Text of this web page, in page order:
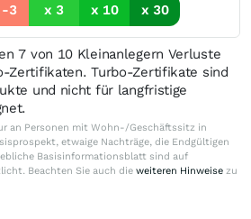
-3 x 3 x 10 x 30
7 von 10 Kleinanlegern Verluste
Zertifikaten. Turbo-Zertifikate sind
und nicht für langfristige
an Personen mit Wohn-/Geschäftssitz in
etwaige Nachträge, die Endgültigen
Basisinformationsblatt sind auf
Beachten Sie auch die weiteren Hinweise zu